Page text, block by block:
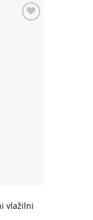
vlažilni